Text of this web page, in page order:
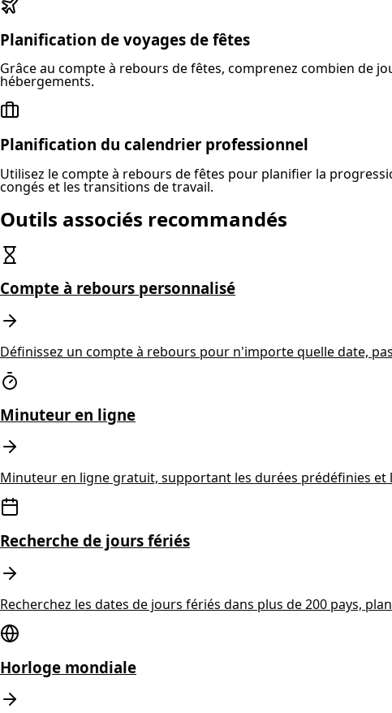
Planification de voyages de fêtes
Grâce au compte à rebours de fêtes, comprenez combien de
hébergements.
Planification du calendrier professionnel
Utilisez le compte à rebours de fêtes pour planifier la
congés et les transitions de travail.
Outils associés recommandés
Compte à rebours personnalisé
Définissez un compte à rebours pour n'importe quelle date,
Minuteur en ligne
Minuteur en ligne gratuit, supportant les durées prédéfinies
Recherche de jours fériés
Recherchez les dates de jours fériés dans plus de 200 pays,
Horloge mondiale